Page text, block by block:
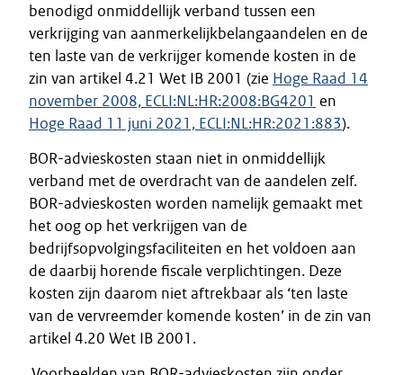
benodigd onmiddellijk verband tussen een
verkrijging van aanmerkelijkbelangaandelen en de
ten laste van de verkrijger komende kosten in de
zin van artikel 4.21 Wet IB 2001 (zie Hoge Raad 14
november 2008, ECLI:NL:HR:2008:BG4201 en
Hoge Raad 11 juni 2021, ECLI:NL:HR:2021:883).
BOR-advieskosten staan niet in onmiddellijk
verband met de overdracht van de aandelen zelf.
BOR-advieskosten worden namelijk gemaakt met
het oog op het verkrijgen van de
bedrijfsopvolgingsfaciliteiten en het voldoen aan
de daarbij horende fiscale verplichtingen. Deze
kosten zijn daarom niet aftrekbaar als ‘ten laste
van de vervreemder komende kosten’ in de zin van
artikel 4.20 Wet IB 2001.